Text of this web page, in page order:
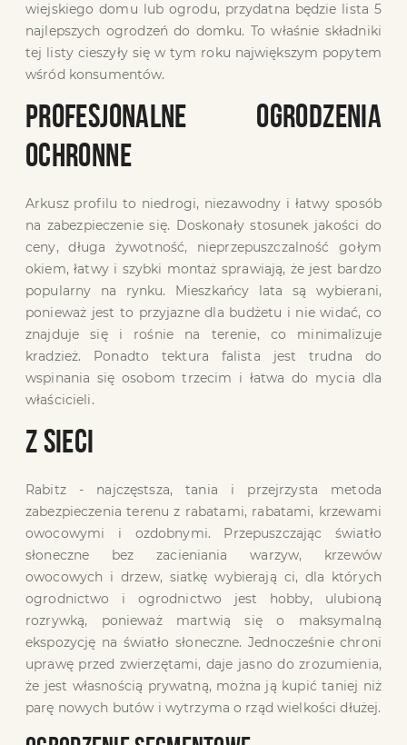
wiejskiego domu lub ogrodu, przydatna będzie lista 5
najlepszych ogrodzeń do domku. To właśnie składniki
tej listy cieszyły się w tym roku największym popytem
wśród konsumentów.
PROFESJONALNE OGRODZENIA
OCHRONNE
Arkusz profilu to niedrogi, niezawodny i łatwy sposób
na zabezpieczenie się. Doskonały stosunek jakości do
ceny, długa żywotność, nieprzepuszczalność gołym
okiem, łatwy i szybki montaż sprawiają, że jest bardzo
popularny na rynku. Mieszkańcy lata są wybierani,
ponieważ jest to przyjazne dla budżetu i nie widać, co
znajduje się i rośnie na terenie, co minimalizuje
kradzież. Ponadto tektura falista jest trudna do
wspinania się osobom trzecim i łatwa do mycia dla
właścicieli.
Z SIECI
Rabitz - najczęstsza, tania i przejrzysta metoda
zabezpieczenia terenu z rabatami, rabatami, krzewami
owocowymi i ozdobnymi. Przepuszczając światło
słoneczne bez zacieniania warzyw, krzewów
owocowych i drzew, siatkę wybierają ci, dla których
ogrodnictwo i ogrodnictwo jest hobby, ulubioną
rozrywką, ponieważ martwią się o maksymalną
ekspozycję na światło słoneczne. Jednocześnie chroni
uprawę przed zwierzętami, daje jasno do zrozumienia,
że ​​jest własnością prywatną, można ją kupić taniej niż
parę nowych butów i wytrzyma o rząd wielkości dłużej.